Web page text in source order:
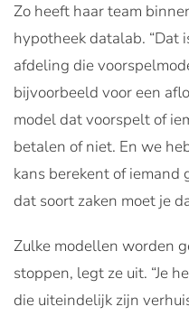
Zo heeft haar team
hypotheek datalab. “Dat
afdeling die
bijvoorbeeld voor een
model dat voorspelt of
betalen of niet. En we
kans berekent of iemand
dat soort zaken moet je
Zulke modellen worden
stoppen, legt ze uit. “Je
die uiteindelijk zijn